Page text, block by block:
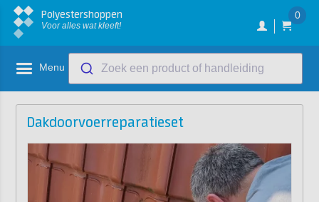
Polyestershoppen
Voor alles wat kleeft!
0
Menu Zoek een product of handleiding
Dakdoorvoerreparatieset